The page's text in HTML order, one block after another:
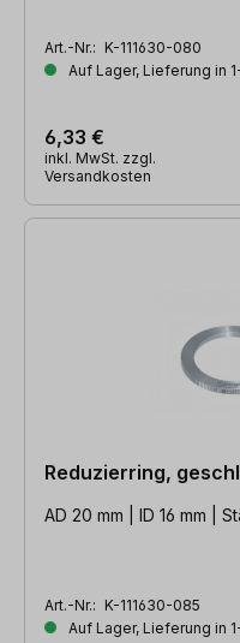
Art.-Nr.: K-111630-080
Auf Lager, Lieferung in
6,33 €
inkl. MwSt. zzgl.
Versandkosten
Reduzierring,
AD 20 mm | ID 16 mm |
Art.-Nr.: K-111630-085
Auf Lager, Lieferung in